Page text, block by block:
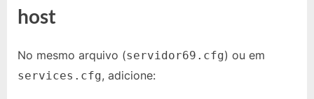
host
No mesmo arquivo (servidor69.cfg) ou em
services.cfg, adicione: